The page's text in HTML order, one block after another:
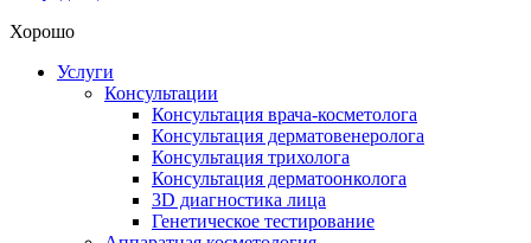
Хорошо
Услуги
Консультации
Консультация врача-косметолога
Консультация дерматовенеролога
Консультация трихолога
Консультация дерматоонколога
3D диагностика лица
Генетическое тестирование